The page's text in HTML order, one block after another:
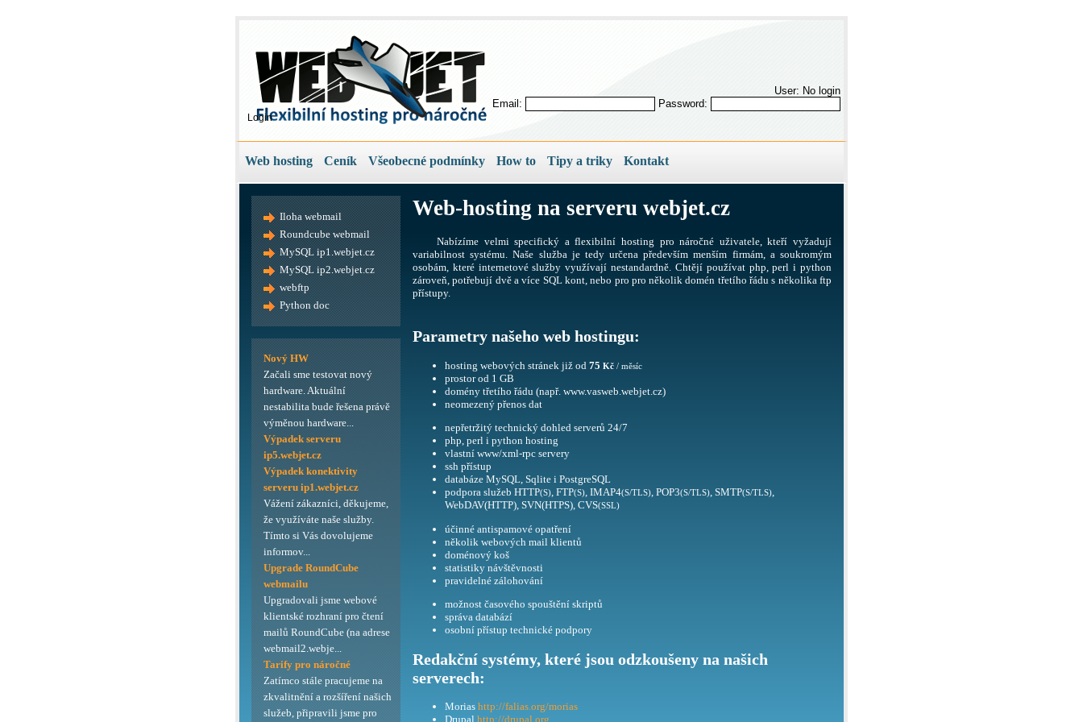
User: No login
Email:
Password:
Login
Web hosting Ceník Všeobecné podmínky How to Tipy a triky Kontakt
Web-hosting na serveru webjet.cz
Nabízíme velmi specifický a flexibilní hosting pro náročné uživatele, kteří vyžadují
variabilnost systému. Naše služba je tedy určena především menším firmám, a soukromým
osobám, které internetové služby využívají nestandardně. Chtějí používat php, perl i python
zároveň, potřebují dvě a více SQL kont, nebo pro pro několik domén třetího řádu s několika ftp
přístupy.
Parametry našeho web hostingu:
hosting webových stránek již od 75 Kč / měsíc
prostor od 1 GB
domény třetího řádu (např. www.vasweb.webjet.cz)
neomezený přenos dat
nepřetržitý technický dohled serverů 24/7
php, perl i python hosting
vlastní www/xml-rpc servery
ssh přístup
databáze MySQL, Sqlite i PostgreSQL
podpora služeb HTTP(S), FTP(S), IMAP4(S/TLS), POP3(S/TLS), SMTP(S/TLS),
WebDAV(HTTP), SVN(HTPS), CVS(SSL)
účinné antispamové opatření
několik webových mail klientů
doménový koš
statistiky návštěvnosti
pravidelné zálohování
možnost časového spouštění skriptů
správa databází
osobní přístup technické podpory
Redakční systémy, které jsou odzkoušeny na našich
serverech:
Morias http://falias.org/morias
Drupal http://drupal.org
Iloha webmail
Roundcube webmail
MySQL ip1.webjet.cz
MySQL ip2.webjet.cz
webftp
Python doc
Nový HW
Začali sme testovat nový
hardware. Aktuální
nestabilita bude řešena právě
výměnou hardware...
Výpadek serveru
ip5.webjet.cz
Výpadek konektivity
serveru ip1.webjet.cz
Vážení zákazníci, děkujeme,
že využíváte naše služby.
Tímto si Vás dovolujeme
informov...
Upgrade RoundCube
webmailu
Upgradovali jsme webové
klientské rozhraní pro čtení
mailů RoundCube (na adrese
webmail2.webje...
Tarify pro náročné
Zatímco stále pracujeme na
zkvalitnění a rozšíření našich
služeb, připravili jsme pro